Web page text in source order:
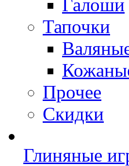
Галоши
Тапочки
Прочее
Скидки
Глиняные